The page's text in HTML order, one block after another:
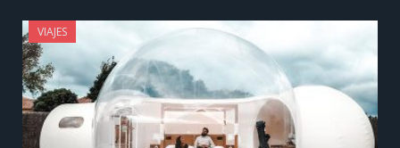
VIAJES